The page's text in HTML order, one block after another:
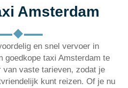
Amsterdam
en snel vervoer in
goedkope taxi Amsterdam te
van vaste tarieven, zodat je
kunt reizen. Of je nu